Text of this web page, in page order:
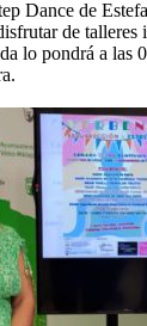
Dance de
de talleres
lo pondrá a las